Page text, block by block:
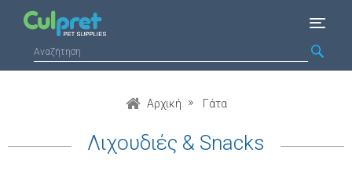
Αρχική Γάτα
Λιχουδιές & Snacks